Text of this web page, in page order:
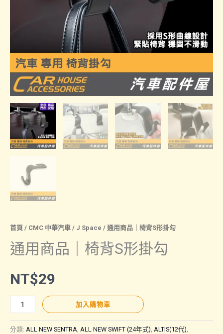
首頁 / CMC 中華汽車 / J Space / 通用商品｜椅背S形掛勾
通用商品｜椅背S形掛勾
NT$29
用
商
加入購物車
分類: ALL NEW SENTRA, ALL NEW SWIFT (24年式), ALTIS(12代),